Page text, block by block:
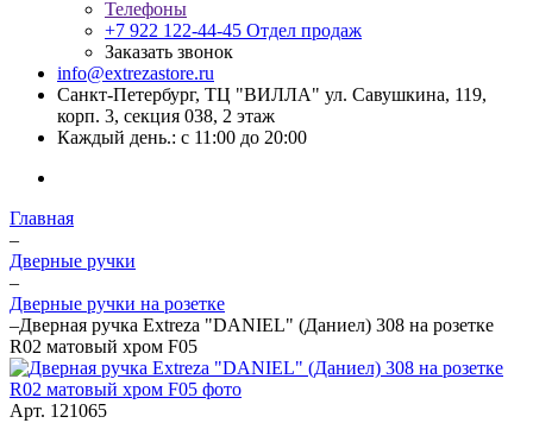
Телефоны
+7 922 122-44-45 Отдел продаж
Заказать звонок
info@extrezastore.ru
Санкт-Петербург, ТЦ "ВИЛЛА" ул. Савушкина, 119,
корп. 3, секция 038, 2 этаж
Каждый день.: с 11:00 до 20:00
Главная
–
Дверные ручки
–
Дверные ручки на розетке
–Дверная ручка Extreza "DANIEL" (Даниел) 308 на розетке
R02 матовый хром F05
Арт. 121065